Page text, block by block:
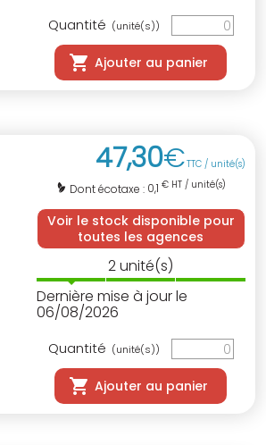
Quantité (unité(s))
Ajouter au panier
47,30€TTC / unité(s)
Dont écotaxe : 0,1 € HT / unité(s)
Voir le stock disponible pour
toutes les agences
2unité(s)
Dernière mise à jour le
06/08/2026
Quantité (unité(s))
Ajouter au panier